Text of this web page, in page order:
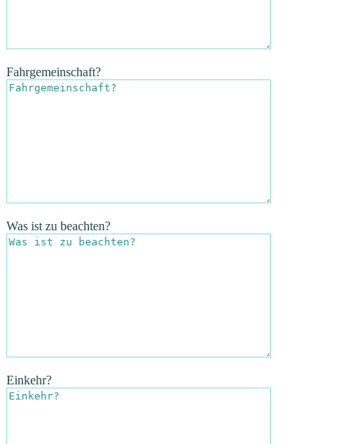
Fahrgemeinschaft?
Was ist zu beachten?
Einkehr?